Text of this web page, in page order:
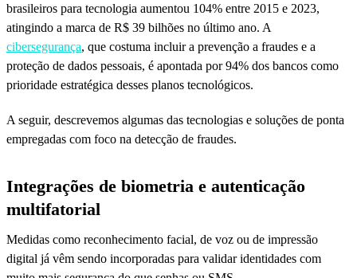
brasileiros para tecnologia aumentou 104% entre 2015 e 2023,
atingindo a marca de R$ 39 bilhões no último ano. A
cibersegurança, que costuma incluir a prevenção a fraudes e a
proteção de dados pessoais, é apontada por 94% dos bancos como
prioridade estratégica desses planos tecnológicos.
A seguir, descrevemos algumas das tecnologias e soluções de ponta
empregadas com foco na detecção de fraudes.
Integrações de biometria e autenticação
multifatorial
Medidas como reconhecimento facial, de voz ou de impressão
digital já vêm sendo incorporadas para validar identidades com